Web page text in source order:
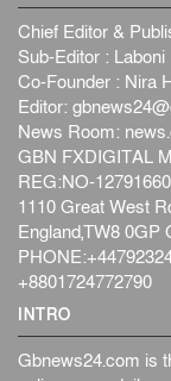
Chief Editor &
Sub-Editor :
Co-Founder : Nira
Editor:
News Room:
GBN FXDIGITAL
REG:NO-
1110 Great West
England,TW8 0GP
+8801724772790
INTRO
Gbnews24.com is